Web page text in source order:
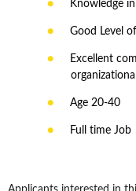
Knowledge
Good Level
Excellent
Age 20-40
Full time Job